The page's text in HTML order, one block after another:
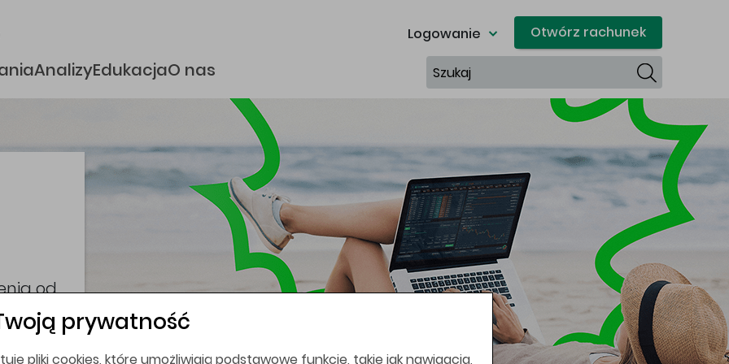
Logowanie Otwórz rachunek
AnalizyEdukacjaO nas Szukaj
prywatność
pliki cookies, które umożliwiają podstawowe funkcje, takie jak nawigacja,